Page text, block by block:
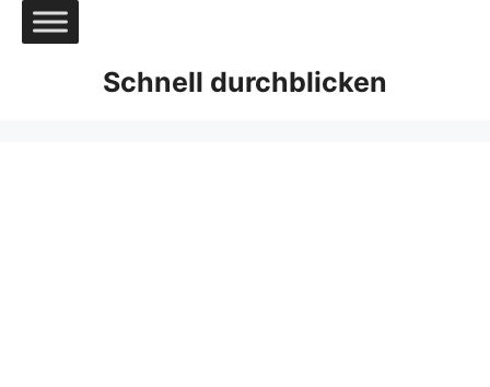
Zum
Inhalt
Schnell durchblicken